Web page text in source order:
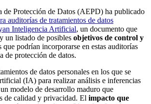
de Protección de Datos (AEPD) ha publicado
auditorías de tratamientos de datos
Inteligencia Artificial, un documento que
un listado de posibles objetivos de control y
que podrían incorporarse en estas auditorías
de protección de datos.
de datos personales en los que se
(IA) para realizar análisis e inferencias
modelo de desarrollo maduro que
de calidad y privacidad. El impacto que